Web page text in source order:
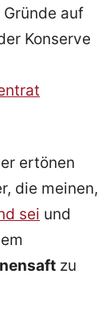
auf
Konserve
ertönen
die meinen,
sei und
zu